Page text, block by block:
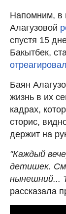
Напомним, в
Алагузовой
спустя 15
Бакытбек,
Баян
жизнь в их
кадрах,
сторис,
держит на
"Каждый
детишек.
нынешний...
рассказала